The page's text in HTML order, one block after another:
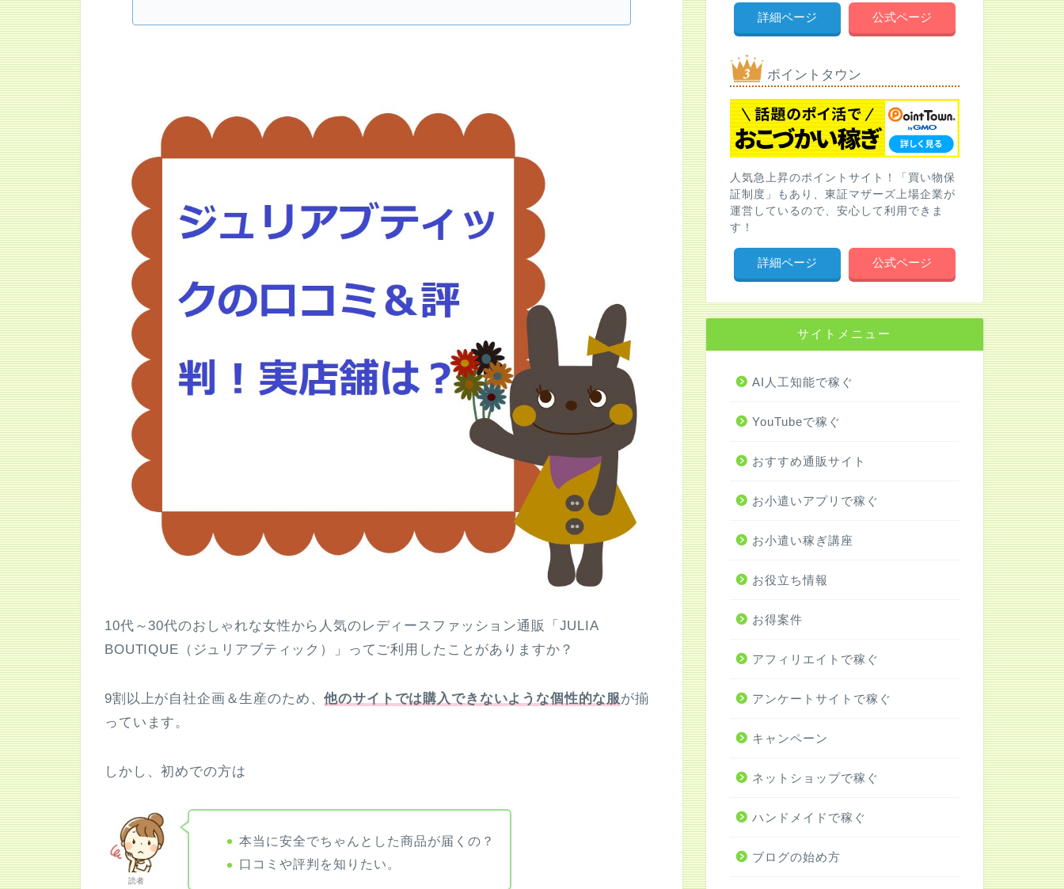
10代～30代のおしゃれな女性から人気のレディースファッション通販「JULIA
BOUTIQUE（ジュリアブティック）」ってご利用したことがありますか？
9割以上が自社企画＆生産のため、他のサイトでは購入できないような個性的な服が揃
っています。
しかし、初めでの方は
読者
本当に安全でちゃんとした商品が届くの？
口コミや評判を知りたい。
詳細ページ 公式ページ
ポイントタウン
人気急上昇のポイントサイト！「買い物保
証制度」もあり、東証マザーズ上場企業が
運営しているので、安心して利用できま
す！
詳細ページ 公式ページ
サイトメニュー
AI人工知能で稼ぐ
YouTubeで稼ぐ
おすすめ通販サイト
お小遣いアプリで稼ぐ
お小遣い稼ぎ講座
お役立ち情報
お得案件
アフィリエイトで稼ぐ
アンケートサイトで稼ぐ
キャンペーン
ネットショップで稼ぐ
ハンドメイドで稼ぐ
ブログの始め方